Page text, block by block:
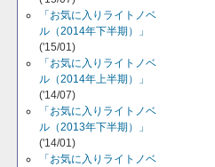
「お気に入りライトノベ
ル（2014年下半期）」
('15/01)
「お気に入りライトノベ
ル（2014年上半期）」
('14/07)
「お気に入りライトノベ
ル（2013年下半期）」
('14/01)
「お気に入りライトノベ